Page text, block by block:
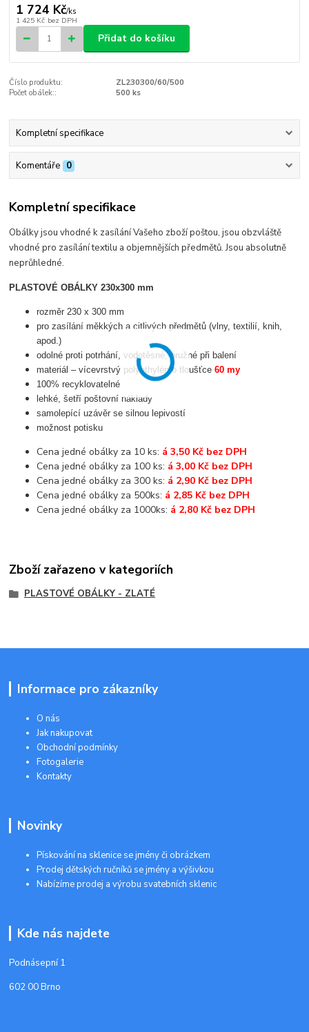
1 724 Kč/ks
1 425 Kč bez DPH
Přidat do košíku
Číslo produktu:
ZL230300/60/500
Počet obálek::
500 ks
Kompletní specifikace
Komentáře 0
Kompletní specifikace
Obálky jsou vhodné k zasílání Vašeho zboží poštou, jsou obzvláště
vhodné pro zasílání textilu a objemnějších předmětů. Jsou absolutně
neprůhledné.
PLASTOVÉ OBÁLKY 230x300 mm
rozměr 230 x 300 mm
pro zasílání měkkých a citlivých předmětů (vlny, textilií, knih,
apod.)
odolné proti potrhání, vodotěsné, pružné při balení
materiál – vícevrstvý polyethylén o tloušťce60 my
100% recyklovatelné
lehké, šetří poštovní náklady
samolepící uzávěr se silnou lepivostí
možnost potisku
Cena jedné obálky za 10 ks: á 3,50 Kč bez DPH
Cena jedné obálky za 100 ks: á 3,00 Kč bez DPH
Cena jedné obálky za 300 ks: á 2,90 Kč bez DPH
Cena jedné obálky za 500ks: á 2,85 Kč bez DPH
Cena jedné obálky za 1000ks: á 2,80 Kč bez DPH
Zboží zařazeno v kategoriích
PLASTOVÉ OBÁLKY - ZLATÉ
Informace pro zákazníky
O nás
Jak nakupovat
Obchodní podmínky
Fotogalerie
Kontakty
Novinky
Pískování na sklenice se jmény či obrázkem
Prodej dětských ručníků se jmény a výšivkou
Nabízíme prodej a výrobu svatebních sklenic
Kde nás najdete
Podnásepní 1
602 00 Brno